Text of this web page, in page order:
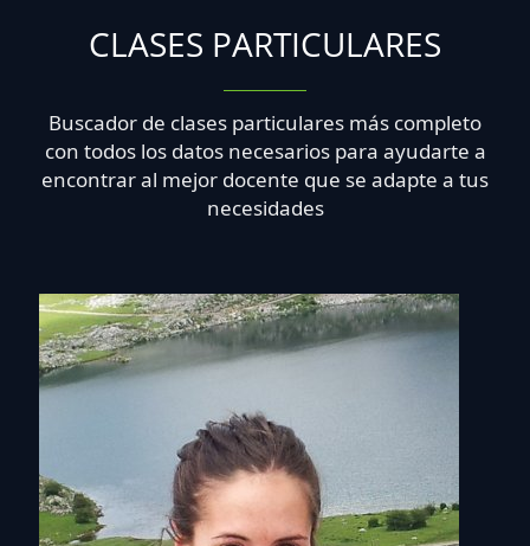
CLASES PARTICULARES
Buscador de clases particulares más completo
con todos los datos necesarios para ayudarte a
encontrar al mejor docente que se adapte a tus
necesidades